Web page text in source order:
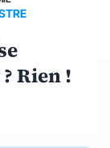
Rien !